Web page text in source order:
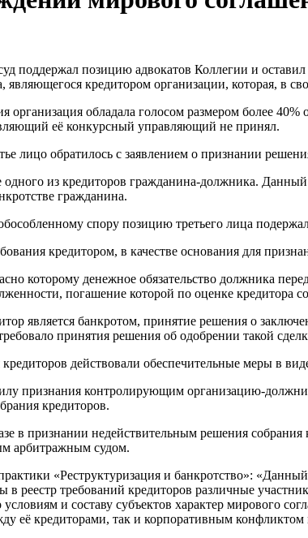
поддержал позицию адвокатов Коллегии и
являющегося кредитором организации, которая, в
организация обладала голосом размером более
её конкурсный управляющий не принял.
лицо обратилось с заявлением о признании
из кредиторов гражданина-должника.
гражданина.
спору позицию третьего лица
кредитором, в качестве основания для
которому денежное обязательство должника
погашение которой по оценке кредитора
является банкротом, принятие решения о
принятия решения об одобрении такой
действовали обеспечительные меры в
признания контролирующим организацию-
кредиторов.
в признании недействительным решения
арбитражным судом.
«Реструктуризация и банкротство»:
реестр требований кредиторов различные
и составу субъектов характер мирового
её кредиторами, так и корпоративным